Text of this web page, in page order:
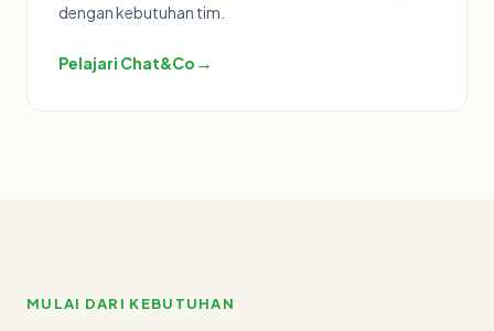
dengan kebutuhan tim.
Pelajari Chat&Co →
MULAI DARI KEBUTUHAN